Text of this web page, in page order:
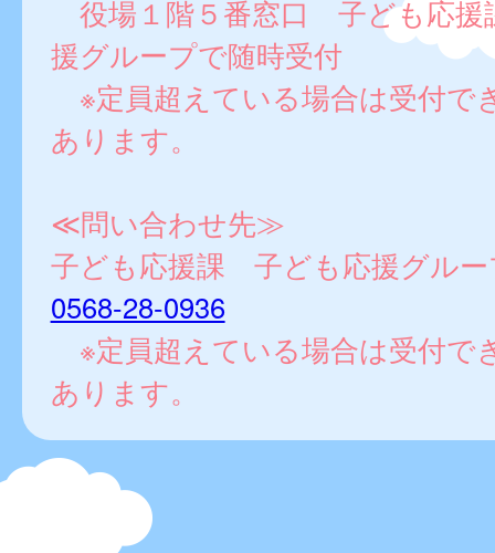
役場１階５番窓口 子ども応援
援グループで随時受付
※定員超えている場合は受付で
あります。
≪問い合わせ先≫
子ども応援課 子ども応援グルー
0568-28-0936
※定員超えている場合は受付で
あります。